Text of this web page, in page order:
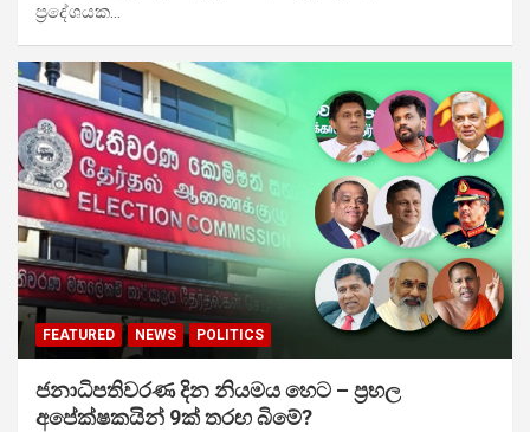
ප්‍රදේශයක…
FEATURED NEWS POLITICS
ජනාධිපතිවරණ දින නියමය හෙට – ප්‍රභල
අපේක්ෂකයින් 9ක් තරඟ බිමේ?